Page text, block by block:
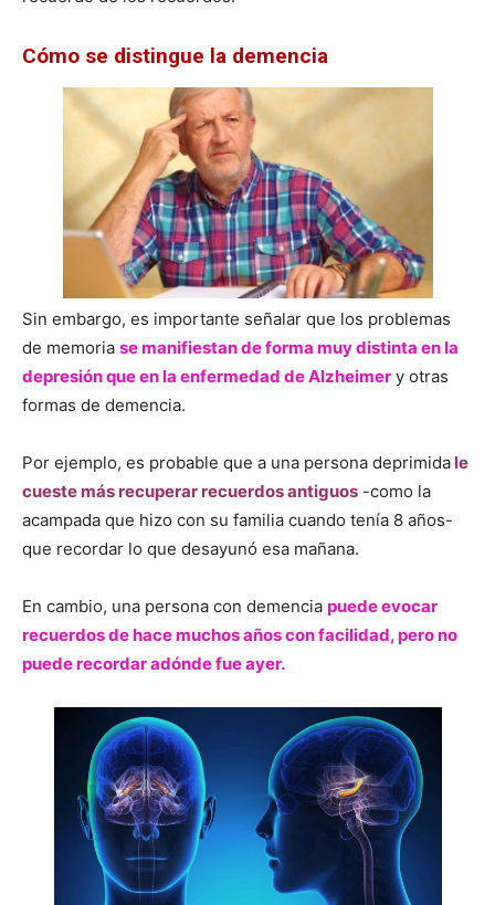
Cómo se distingue la demencia
Sin embargo, es importante señalar que los problemas
de memoria se manifiestan de forma muy distinta en la
depresión que en la enfermedad de Alzheimer y otras
formas de demencia.
Por ejemplo, es probable que a una persona deprimida le
cueste más recuperar recuerdos antiguos -como la
acampada que hizo con su familia cuando tenía 8 años-
que recordar lo que desayunó esa mañana.
En cambio, una persona con demencia puede evocar
recuerdos de hace muchos años con facilidad, pero no
puede recordar adónde fue ayer.